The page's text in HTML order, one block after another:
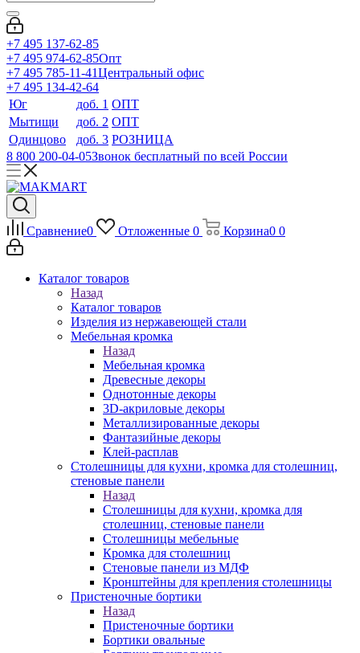
+7 495 137-62-85
+7 495 974-62-85Опт
+7 495 785-11-41Центральный офис
+7 495 134-42-64
Юг
доб. 1 ОПТ
Мытищи
доб. 2 ОПТ
Одинцово
доб. 3 РОЗНИЦА
8 800 200-04-05Звонок бесплатный по всей России
Сравнение0 Отложенные 0 Корзина0 0
Каталог товаров
Назад
Каталог товаров
Изделия из нержавеющей стали
Мебельная кромка
Назад
Мебельная кромка
Древесные декоры
Однотонные декоры
3D-акриловые декоры
Металлизированные декоры
Фантазийные декоры
Клей-расплав
Столешницы для кухни, кромка для столешниц,
стеновые панели
Назад
Столешницы для кухни, кромка для
столешниц, стеновые панели
Столешницы мебельные
Кромка для столешниц
Стеновые панели из МДФ
Кронштейны для крепления столешницы
Пристеночные бортики
Назад
Пристеночные бортики
Бортики овальные